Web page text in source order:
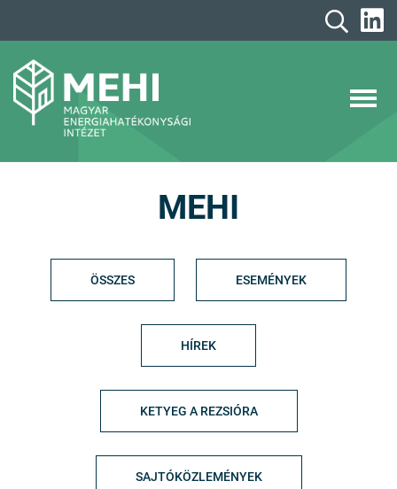
MEHI
ÖSSZES ESEMÉNYEK
HÍREK
KETYEG A REZSIÓRA
SAJTÓKÖZLEMÉNYEK